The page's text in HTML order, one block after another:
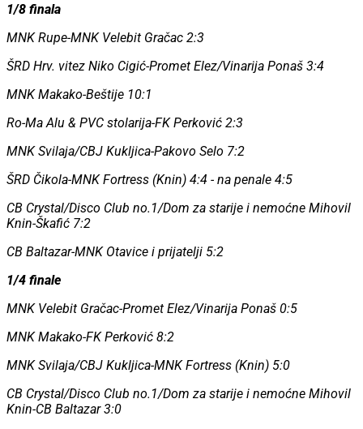
1/8 finala
MNK Rupe-MNK Velebit Gračac 2:3
ŠRD Hrv. vitez Niko Cigić-Promet Elez/Vinarija Ponaš 3:4
MNK Makako-Beštije 10:1
Ro-Ma Alu & PVC stolarija-FK Perković 2:3
MNK Svilaja/CBJ Kukljica-Pakovo Selo 7:2
ŠRD Čikola-MNK Fortress (Knin) 4:4 - na penale 4:5
CB Crystal/Disco Club no.1/Dom za starije i nemoćne Mihovil
Knin-Škafić 7:2
CB Baltazar-MNK Otavice i prijatelji 5:2
1/4 finale
MNK Velebit Gračac-Promet Elez/Vinarija Ponaš 0:5
MNK Makako-FK Perković 8:2
MNK Svilaja/CBJ Kukljica-MNK Fortress (Knin) 5:0
CB Crystal/Disco Club no.1/Dom za starije i nemoćne Mihovil
Knin-CB Baltazar 3:0